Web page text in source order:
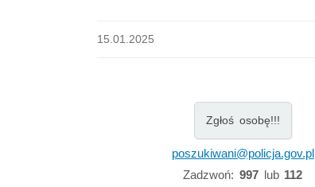
15.01.2025
Zgłoś osobę!!!
poszukiwani@policja.gov.pl
Zadzwoń: 997lub 112